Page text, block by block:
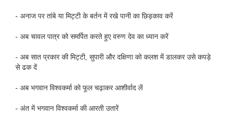
- अनाज पर तांबे या मिट्टी के बर्तन में रखे पानी का छिड़काव करें
- अब चावल पात्र को समर्पित करते हुए वरुण देव का ध्‍यान करें
- अब सात प्रकार की मिट्टी, सुपारी और दक्षिणा को कलश में डालकर उसे कपड़े
से ढक दें
- अब भगवान विश्‍वकर्मा को फूल चढ़ाकर आशीर्वाद लें
- अंत में भगवान विश्‍वकर्मा की आरती उतारें